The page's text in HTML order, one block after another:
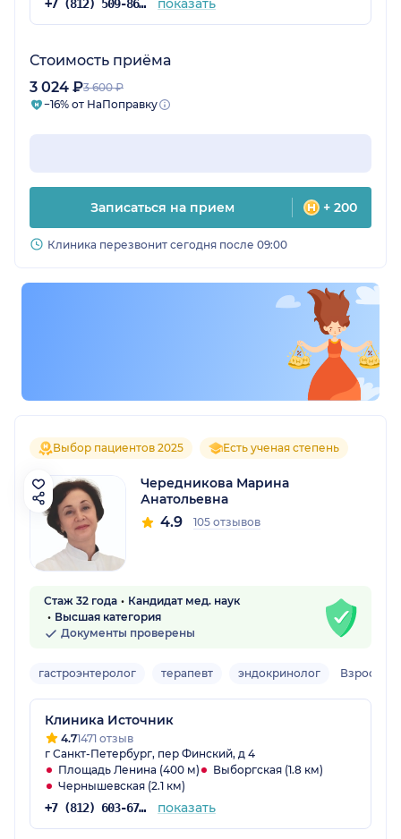
+7 (812) 509-86-03 показать
Стоимость приёма
3 024 ₽3 600 ₽
−16% от НаПоправку
Записаться на прием + 200
Клиника перезвонит сегодня после 09:00
Выбор пациентов 2025 Есть ученая степень
Чередникова Марина
Анатольевна
4.9 105 отзывов
Стаж 32 года
Кандидат мед. наук
Высшая категория
Документы проверены
гастроэнтеролог терапевт эндокринолог Взрослый
Клиника Источник
4.71471 отзыв
г Санкт-Петербург, пер Финский, д 4
Площадь Ленина (400 м)
Выборгская (1.8 км)
Чернышевская (2.1 км)
+7 (812) 603-67-84 показать